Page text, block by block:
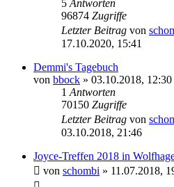
5 Antworten
96874 Zugriffe
Letzter Beitrag von
17.10.2020, 15:41
Demmi's Tagebuch
von bbock » 03.10.2018, 12:30
1 Antworten
70150 Zugriffe
Letzter Beitrag von
03.10.2018, 21:46
Joyce-Treffen 2018 in
von schombi » 11.07.2018,